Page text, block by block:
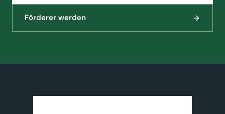
Förderer werden